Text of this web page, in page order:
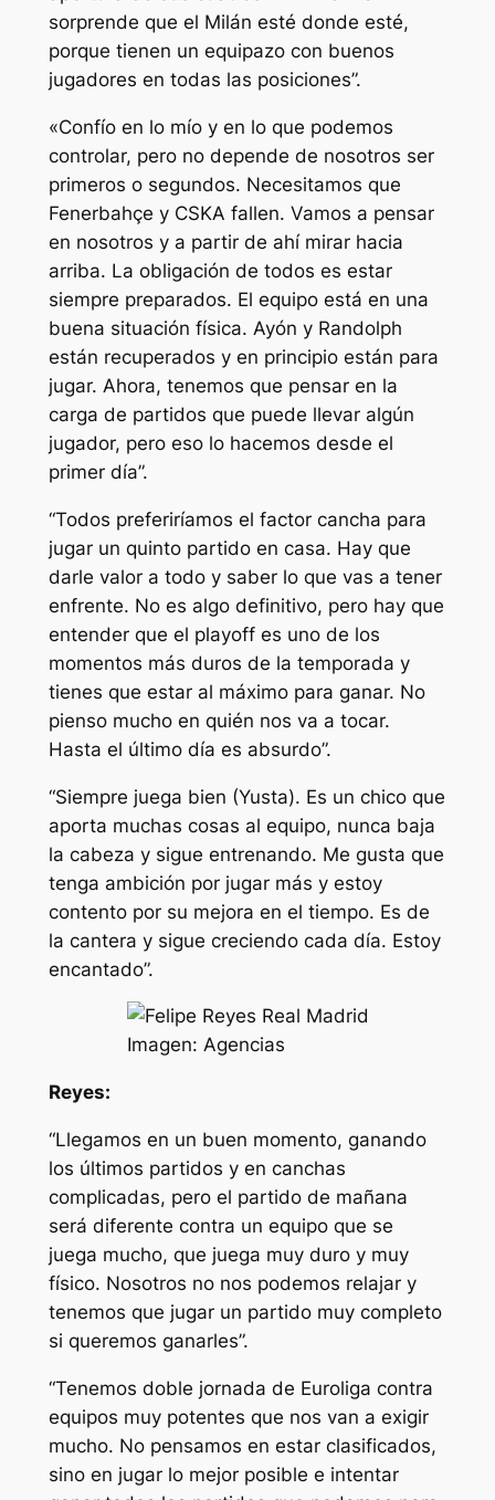
sorprende que el Milán esté donde esté,
porque tienen un equipazo con buenos
jugadores en todas las posiciones”.
«Confío en lo mío y en lo que podemos
controlar, pero no depende de nosotros ser
primeros o segundos. Necesitamos que
Fenerbahçe y CSKA fallen. Vamos a pensar
en nosotros y a partir de ahí mirar hacia
arriba. La obligación de todos es estar
siempre preparados. El equipo está en una
buena situación física. Ayón y Randolph
están recuperados y en principio están para
jugar. Ahora, tenemos que pensar en la
carga de partidos que puede llevar algún
jugador, pero eso lo hacemos desde el
primer día”.
“Todos preferiríamos el factor cancha para
jugar un quinto partido en casa. Hay que
darle valor a todo y saber lo que vas a tener
enfrente. No es algo definitivo, pero hay que
entender que el playoff es uno de los
momentos más duros de la temporada y
tienes que estar al máximo para ganar. No
pienso mucho en quién nos va a tocar.
Hasta el último día es absurdo”.
“Siempre juega bien (Yusta). Es un chico que
aporta muchas cosas al equipo, nunca baja
la cabeza y sigue entrenando. Me gusta que
tenga ambición por jugar más y estoy
contento por su mejora en el tiempo. Es de
la cantera y sigue creciendo cada día. Estoy
encantado”.
Imagen: Agencias
Reyes:
“Llegamos en un buen momento, ganando
los últimos partidos y en canchas
complicadas, pero el partido de mañana
será diferente contra un equipo que se
juega mucho, que juega muy duro y muy
físico. Nosotros no nos podemos relajar y
tenemos que jugar un partido muy completo
si queremos ganarles”.
“Tenemos doble jornada de Euroliga contra
equipos muy potentes que nos van a exigir
mucho. No pensamos en estar clasificados,
sino en jugar lo mejor posible e intentar